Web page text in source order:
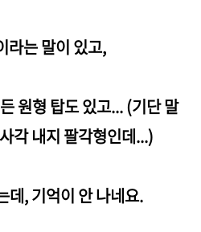
라는 말이 있고,
원형 탑도 있고... (기단 말
각 내지 팔각형인데...)
데, 기억이 안 나네요.